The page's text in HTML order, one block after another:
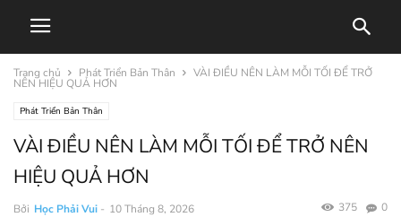
Trang chủ Phát Triển Bản Thân VÀI ĐIỀU NÊN LÀM MỖI TỐI ĐỂ TRỞ
NÊN HIỆU QUẢ HƠN
Phát Triển Bản Thân
VÀI ĐIỀU NÊN LÀM MỖI TỐI ĐỂ TRỞ NÊN
HIỆU QUẢ HƠN
Bởi Học Phải Vui - 10 Tháng 8, 2026 0
375